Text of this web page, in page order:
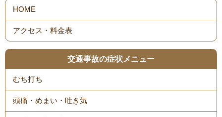
HOME
アクセス・料金表
交通事故の症状メニュー
むち打ち
頭痛・めまい・吐き気